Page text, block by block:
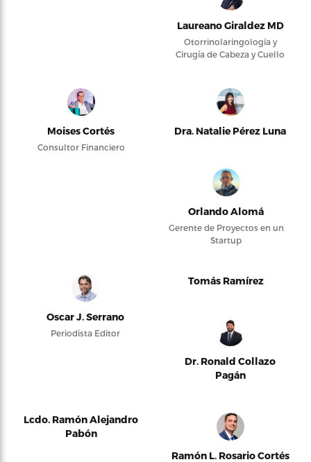
Laureano Giraldez MD
Otorrinolaringología y
Cirugía de Cabeza y Cuello
Moises Cortés
Consultor Financiero
Dra. Natalie Pérez Luna
Orlando Alomá
Gerente de Proyectos en un
Startup
Oscar J. Serrano
Periodista Editor
Tomás Ramírez
Dr. Ronald Collazo
Pagán
Lcdo. Ramón Alejandro
Pabón
Ramón L. Rosario Cortés